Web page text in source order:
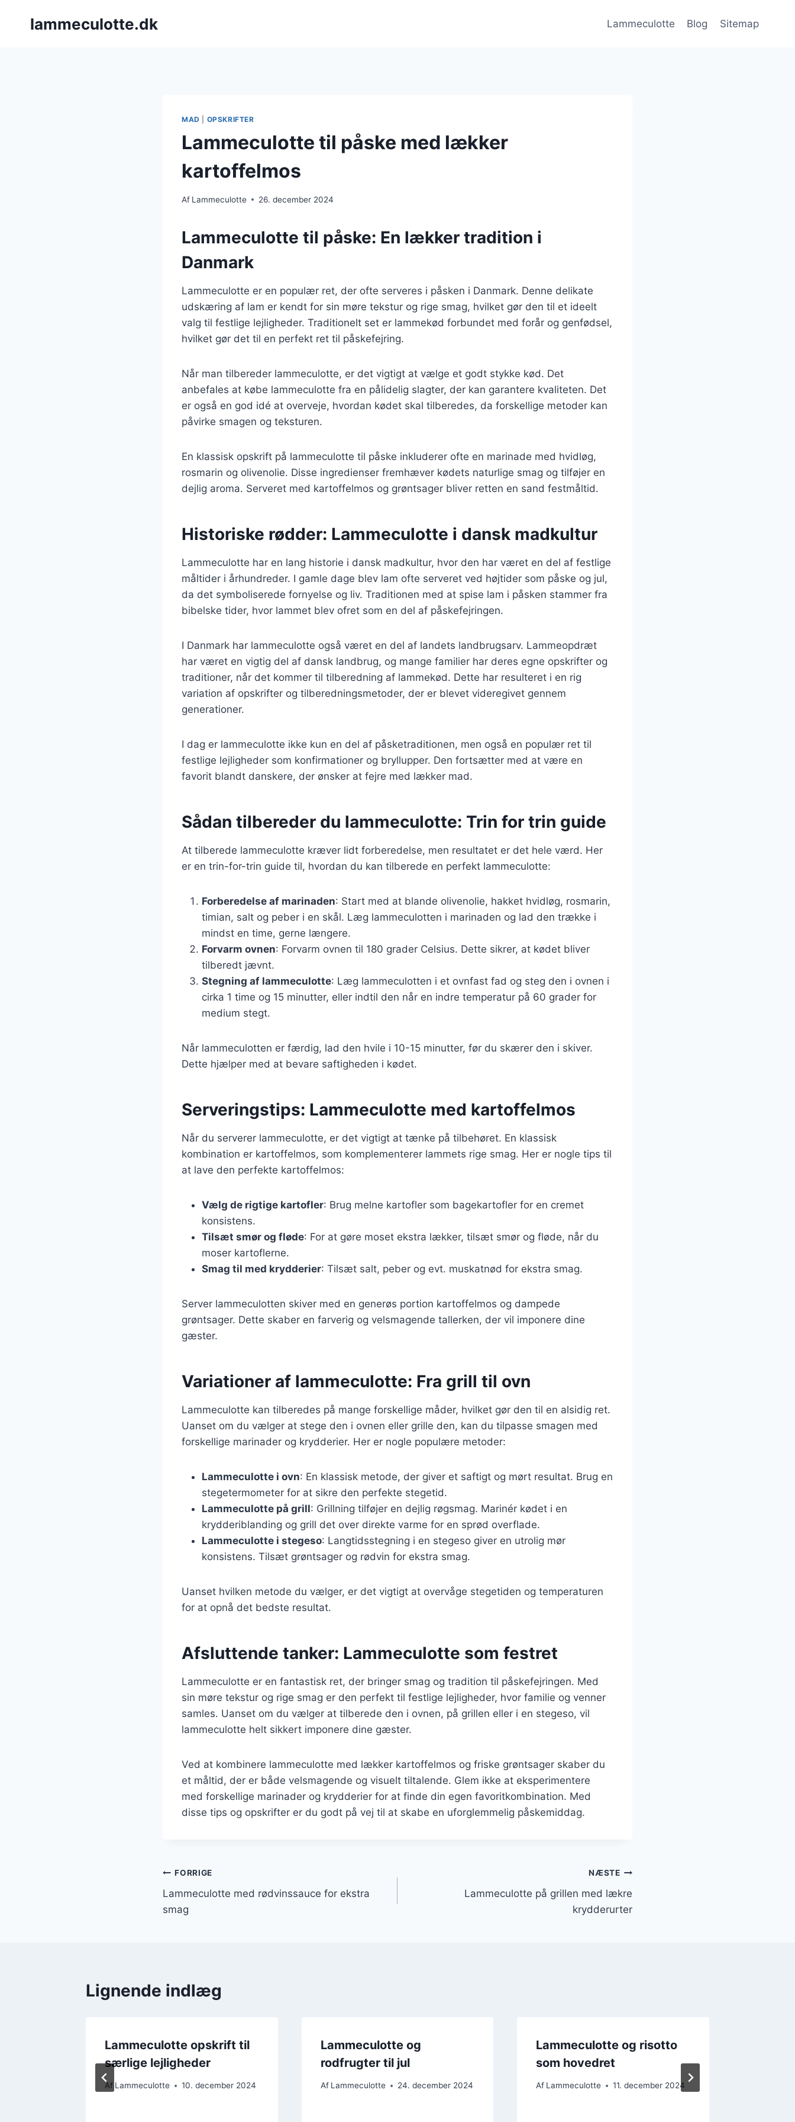
lammeculotte.dk Lammeculotte Blog Sitemap
MAD OPSKRIFTER
Lammeculotte til påske med lækker
kartoffelmos
Af Lammeculotte 26. december 2024
Lammeculotte til påske: En lækker tradition i
Danmark
Lammeculotte er en populær ret, der ofte serveres i påsken i Danmark. Denne delikate
udskæring af lam er kendt for sin møre tekstur og rige smag, hvilket gør den til et ideelt
valg til festlige lejligheder. Traditionelt set er lammekød forbundet med forår og genfødsel,
hvilket gør det til en perfekt ret til påskefejring.
Når man tilbereder lammeculotte, er det vigtigt at vælge et godt stykke kød. Det
anbefales at købe lammeculotte fra en pålidelig slagter, der kan garantere kvaliteten. Det
er også en god idé at overveje, hvordan kødet skal tilberedes, da forskellige metoder kan
påvirke smagen og teksturen.
En klassisk opskrift på lammeculotte til påske inkluderer ofte en marinade med hvidløg,
rosmarin og olivenolie. Disse ingredienser fremhæver kødets naturlige smag og tilføjer en
dejlig aroma. Serveret med kartoffelmos og grøntsager bliver retten en sand festmåltid.
Historiske rødder: Lammeculotte i dansk madkultur
Lammeculotte har en lang historie i dansk madkultur, hvor den har været en del af festlige
måltider i århundreder. I gamle dage blev lam ofte serveret ved højtider som påske og jul,
da det symboliserede fornyelse og liv. Traditionen med at spise lam i påsken stammer fra
bibelske tider, hvor lammet blev ofret som en del af påskefejringen.
I Danmark har lammeculotte også været en del af landets landbrugsarv. Lammeopdræt
har været en vigtig del af dansk landbrug, og mange familier har deres egne opskrifter og
traditioner, når det kommer til tilberedning af lammekød. Dette har resulteret i en rig
variation af opskrifter og tilberedningsmetoder, der er blevet videregivet gennem
generationer.
I dag er lammeculotte ikke kun en del af påsketraditionen, men også en populær ret til
festlige lejligheder som konfirmationer og bryllupper. Den fortsætter med at være en
favorit blandt danskere, der ønsker at fejre med lækker mad.
Sådan tilbereder du lammeculotte: Trin for trin guide
At tilberede lammeculotte kræver lidt forberedelse, men resultatet er det hele værd. Her
er en trin-for-trin guide til, hvordan du kan tilberede en perfekt lammeculotte:
Forberedelse af marinaden: Start med at blande olivenolie, hakket hvidløg, rosmarin,
timian, salt og peber i en skål. Læg lammeculotten i marinaden og lad den trække i
mindst en time, gerne længere.
Forvarm ovnen: Forvarm ovnen til 180 grader Celsius. Dette sikrer, at kødet bliver
tilberedt jævnt.
Stegning af lammeculotte: Læg lammeculotten i et ovnfast fad og steg den i ovnen i
cirka 1 time og 15 minutter, eller indtil den når en indre temperatur på 60 grader for
medium stegt.
Når lammeculotten er færdig, lad den hvile i 10-15 minutter, før du skærer den i skiver.
Dette hjælper med at bevare saftigheden i kødet.
Serveringstips: Lammeculotte med kartoffelmos
Når du serverer lammeculotte, er det vigtigt at tænke på tilbehøret. En klassisk
kombination er kartoffelmos, som komplementerer lammets rige smag. Her er nogle tips til
at lave den perfekte kartoffelmos:
Vælg de rigtige kartofler: Brug melne kartofler som bagekartofler for en cremet
konsistens.
Tilsæt smør og fløde: For at gøre moset ekstra lækker, tilsæt smør og fløde, når du
moser kartoflerne.
Smag til med krydderier: Tilsæt salt, peber og evt. muskatnød for ekstra smag.
Server lammeculotten skiver med en generøs portion kartoffelmos og dampede
grøntsager. Dette skaber en farverig og velsmagende tallerken, der vil imponere dine
gæster.
Variationer af lammeculotte: Fra grill til ovn
Lammeculotte kan tilberedes på mange forskellige måder, hvilket gør den til en alsidig ret.
Uanset om du vælger at stege den i ovnen eller grille den, kan du tilpasse smagen med
forskellige marinader og krydderier. Her er nogle populære metoder:
Lammeculotte i ovn: En klassisk metode, der giver et saftigt og mørt resultat. Brug en
stegetermometer for at sikre den perfekte stegetid.
Lammeculotte på grill: Grillning tilføjer en dejlig røgsmag. Marinér kødet i en
krydderiblanding og grill det over direkte varme for en sprød overflade.
Lammeculotte i stegeso: Langtidsstegning i en stegeso giver en utrolig mør
konsistens. Tilsæt grøntsager og rødvin for ekstra smag.
Uanset hvilken metode du vælger, er det vigtigt at overvåge stegetiden og temperaturen
for at opnå det bedste resultat.
Afsluttende tanker: Lammeculotte som festret
Lammeculotte er en fantastisk ret, der bringer smag og tradition til påskefejringen. Med
sin møre tekstur og rige smag er den perfekt til festlige lejligheder, hvor familie og venner
samles. Uanset om du vælger at tilberede den i ovnen, på grillen eller i en stegeso, vil
lammeculotte helt sikkert imponere dine gæster.
Ved at kombinere lammeculotte med lækker kartoffelmos og friske grøntsager skaber du
et måltid, der er både velsmagende og visuelt tiltalende. Glem ikke at eksperimentere
med forskellige marinader og krydderier for at finde din egen favoritkombination. Med
disse tips og opskrifter er du godt på vej til at skabe en uforglemmelig påskemiddag.
Indlægsnavigation
FORRIGE
Lammeculotte med rødvinssauce for ekstra
smag
NÆSTE
Lammeculotte på grillen med lækre
krydderurter
Lignende indlæg
Lammeculotte opskrift til
særlige lejligheder
Af Lammeculotte 10. december 2024
Lammeculotte og
rodfrugter til jul
Af Lammeculotte 24. december 2024
Lammeculotte og risotto
som hovedret
Af Lammeculotte 11. december 2024